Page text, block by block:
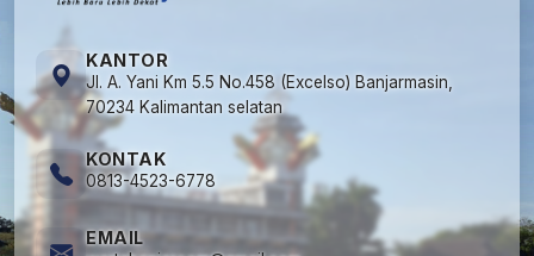
KANTOR
Jl. A. Yani Km 5.5 No.458 (Excelso) Banjarmasin,
70234 Kalimantan selatan
KONTAK
0813-4523-6778
EMAIL